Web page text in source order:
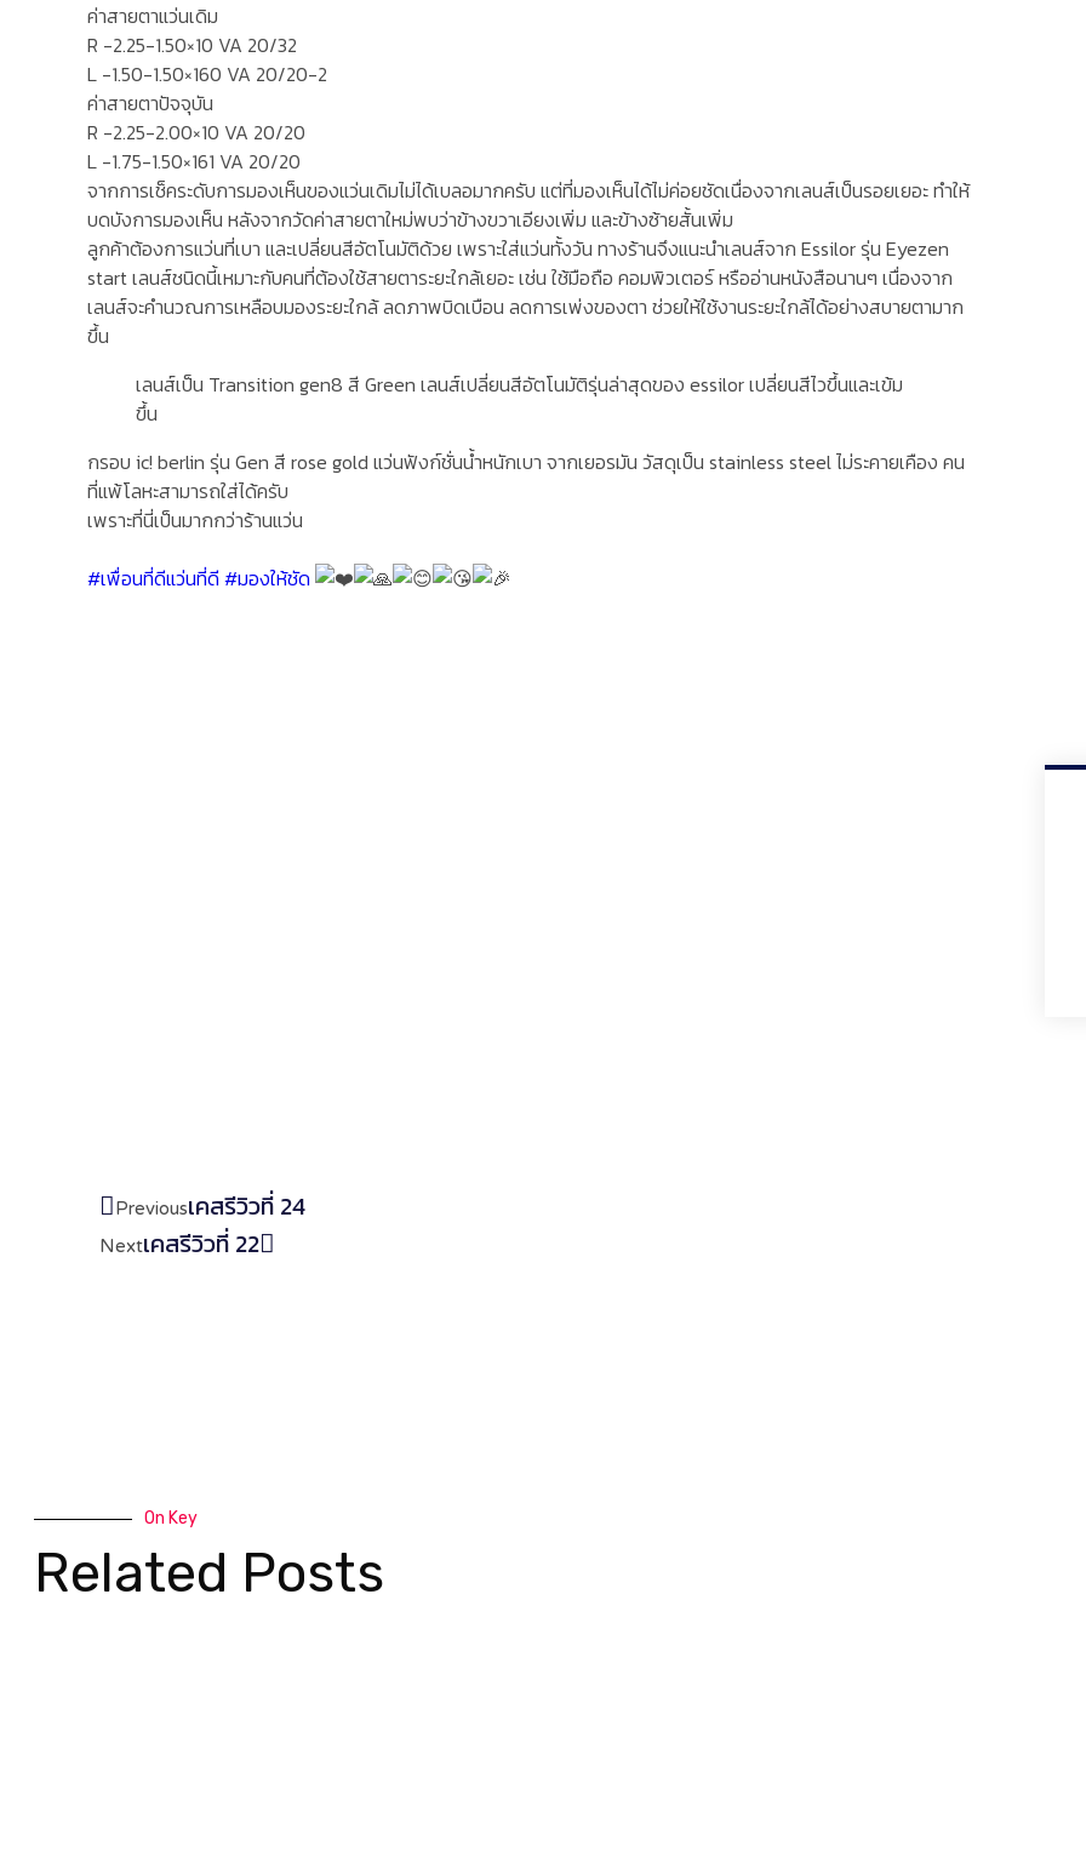
ค่าสายตาแว่นเดิม
R -2.25-1.50×10 VA 20/32
L -1.50-1.50×160 VA 20/20-2
ค่าสายตาปัจจุบัน
R -2.25-2.00×10 VA 20/20
L -1.75-1.50×161 VA 20/20
จากการเช็คระดับการมองเห็นของแว่นเดิมไม่ได้เบลอมากครับ แต่ที่มองเห็นได้ไม่ค่อยชัดเนื่องจากเลนส์เป็นรอยเยอะ ทำให้
บดบังการมองเห็น หลังจากวัดค่าสายตาใหม่พบว่าข้างขวาเอียงเพิ่ม และข้างซ้ายสั้นเพิ่ม
ลูกค้าต้องการแว่นที่เบา และเปลี่ยนสีอัตโนมัติด้วย เพราะใส่แว่นทั้งวัน ทางร้านจึงแนะนำเลนส์จาก Essilor รุ่น Eyezen
start เลนส์ชนิดนี้เหมาะกับคนที่ต้องใช้สายตาระยะใกล้เยอะ เช่น ใช้มือถือ คอมพิวเตอร์ หรืออ่านหนังสือนานๆ เนื่องจาก
เลนส์จะคำนวณการเหลือบมองระยะใกล้ ลดภาพบิดเบือน ลดการเพ่งของตา ช่วยให้ใช้งานระยะใกล้ได้อย่างสบายตามาก
ขึ้น
เลนส์เป็น Transition gen8 สี Green เลนส์เปลี่ยนสีอัตโนมัติรุ่นล่าสุดของ essilor เปลี่ยนสีไวขึ้นและเข้ม
ขึ้น
กรอบ ic! berlin รุ่น Gen สี rose gold แว่นฟังก์ชั่นน้ำหนักเบา จากเยอรมัน วัสดุเป็น stainless steel ไม่ระคายเคือง คน
ที่แพ้โลหะสามารถใส่ได้ครับ
เพราะที่นี่เป็นมากกว่าร้านแว่น
#เพื่อนที่ดีแว่นที่ดี #มองให้ชัด
Previousเคสรีวิวที่ 24
Nextเคสรีวิวที่ 22
On Key
Related Posts